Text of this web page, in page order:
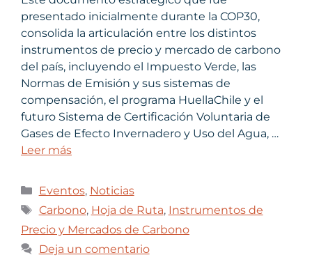
presentado inicialmente durante la COP30,
consolida la articulación entre los distintos
instrumentos de precio y mercado de carbono
del país, incluyendo el Impuesto Verde, las
Normas de Emisión y sus sistemas de
compensación, el programa HuellaChile y el
futuro Sistema de Certificación Voluntaria de
Gases de Efecto Invernadero y Uso del Agua, …
Leer más
Eventos, Noticias
Carbono, Hoja de Ruta, Instrumentos de
Precio y Mercados de Carbono
Deja un comentario